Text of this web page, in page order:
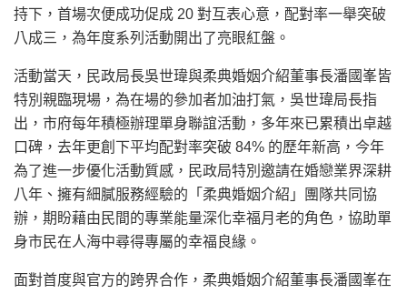
持下，首場次便成功促成 20 對互表心意，配對率一舉突破
八成三，為年度系列活動開出了亮眼紅盤。
活動當天，民政局長吳世瑋與柔典婚姻介紹董事長潘國峯皆
特別親臨現場，為在場的參加者加油打氣，吳世瑋局長指
出，市府每年積極辦理單身聯誼活動，多年來已累積出卓越
口碑，去年更創下平均配對率突破 84% 的歷年新高，今年
為了進一步優化活動質感，民政局特別邀請在婚戀業界深耕
八年、擁有細膩服務經驗的「柔典婚姻介紹」團隊共同協
辦，期盼藉由民間的專業能量深化幸福月老的角色，協助單
身市民在人海中尋得專屬的幸福良緣。
面對首度與官方的跨界合作，柔典婚姻介紹董事長潘國峯在